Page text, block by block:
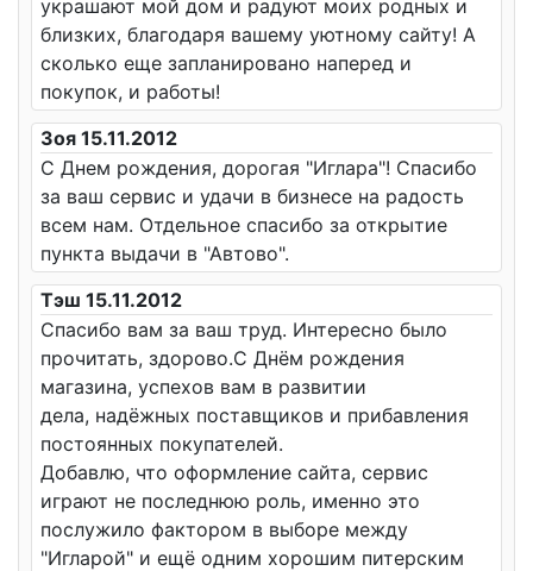
украшают мой дом и радуют моих родных и
близких, благодаря вашему уютному сайту! А
сколько еще запланировано наперед и
покупок, и работы!
Зоя 15.11.2012
С Днем рождения, дорогая "Иглара"! Спасибо
за ваш сервис и удачи в бизнесе на радость
всем нам. Отдельное спасибо за открытие
пункта выдачи в "Автово".
Тэш 15.11.2012
Спасибо вам за ваш труд. Интересно было
прочитать, здорово.С Днём рождения
магазина, успехов вам в развитии
дела, надёжных поставщиков и прибавления
постоянных покупателей.
Добавлю, что оформление сайта, сервис
играют не последнюю роль, именно это
послужило фактором в выборе между
"Игларой" и ещё одним хорошим питерским